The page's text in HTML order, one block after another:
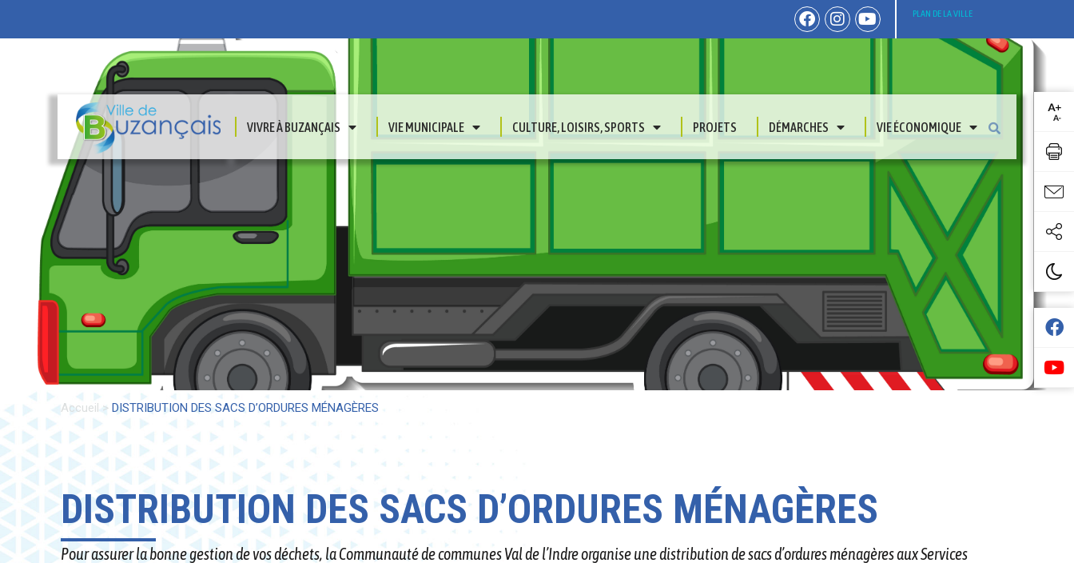
PLAN DE LA VILLE
VIVRE À BUZANÇAIS VIE MUNICIPALE CULTURE, LOISIRS, SPORTS PROJETS DÉMARCHES VIE ÉCONOMIQUE
Accueil> DISTRIBUTION DES SACS D’ORDURES MÉNAGÈRES
DISTRIBUTION DES SACS D’ORDURES MÉNAGÈRES
Pour assurer la bonne gestion de vos déchets, la Communauté de communes Val de l’Indre organise une distribution de sacs d’ordures ménagères aux Services